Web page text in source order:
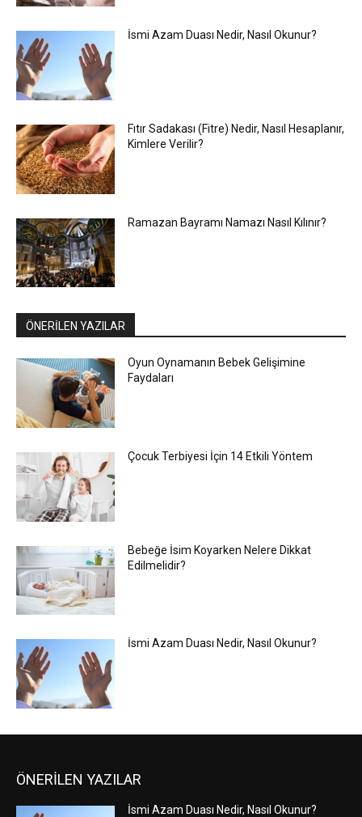
İsmi Azam Duası Nedir, Nasıl Okunur?
Fıtır Sadakası (Fitre) Nedir, Nasıl Hesaplanır,
Kimlere Verilir?
Ramazan Bayramı Namazı Nasıl Kılınır?
ÖNERİLEN YAZILAR
Oyun Oynamanın Bebek Gelişimine
Faydaları
Çocuk Terbiyesi İçin 14 Etkili Yöntem
Bebeğe İsim Koyarken Nelere Dikkat
Edilmelidir?
İsmi Azam Duası Nedir, Nasıl Okunur?
ÖNERİLEN YAZILAR
İsmi Azam Duası Nedir, Nasıl Okunur?